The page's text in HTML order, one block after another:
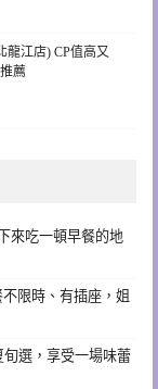
龍江店) CP值高又
薦
來吃一頓早餐的地
限時、有插座，姐
選，享受一場味蕾